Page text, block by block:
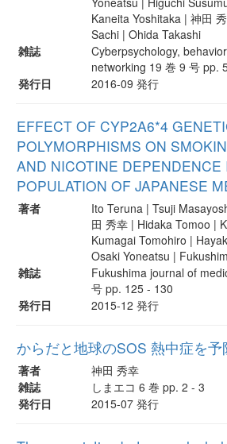
Kaneita Yoshitaka | 神田
Sachi | Ohida Takashi
雑誌
Cyberpsychology,
networking 19 巻 9 号 pp.
発行日
2016-09 発行
EFFECT OF CYP2A6*4
POLYMORPHISMS ON
AND NICOTINE
POPULATION OF JAPANESE
著者
Ito Teruna | Tsuji
田 秀幸 | Hidaka Tomoo |
Kumagai Tomohiro |
Osaki Yoneatsu |
雑誌
Fukushima journal of
号 pp. 125 - 130
発行日
2015-12 発行
からだと地球のSOS 熱中症を予
著者
神田 秀幸
雑誌
しまエコ 6 巻 pp. 2 - 3
発行日
2015-07 発行